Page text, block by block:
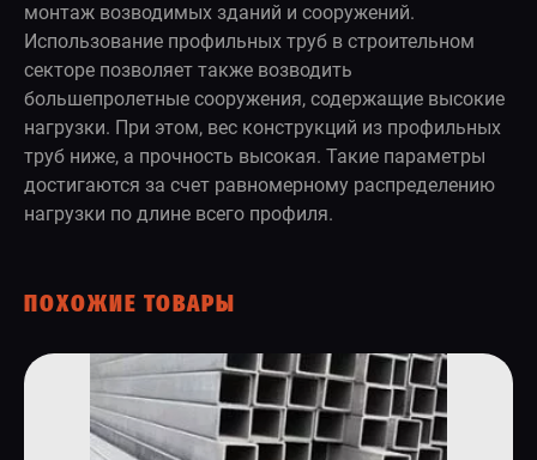
монтаж возводимых зданий и сооружений.
Использование профильных труб в строительном
секторе позволяет также возводить
большепролетные сооружения, содержащие высокие
нагрузки. При этом, вес конструкций из профильных
труб ниже, а прочность высокая. Такие параметры
достигаются за счет равномерному распределению
нагрузки по длине всего профиля.
ПОХОЖИЕ ТОВАРЫ